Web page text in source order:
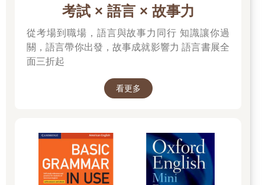
考試 × 語言 × 故事力
從考場到職場，語言與故事力同行 知識讓你過
關，語言帶你出發，故事成就影響力 語言書展全
面三折起
看更多